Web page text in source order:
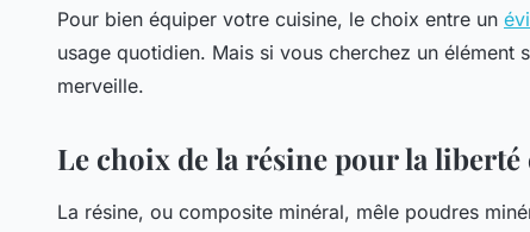
Pour bien équiper votre cuisine, le choix entre un
usage quotidien. Mais si vous cherchez un élément
merveille.
Le choix de la résine pour la liberté
La résine, ou composite minéral, mêle poudres